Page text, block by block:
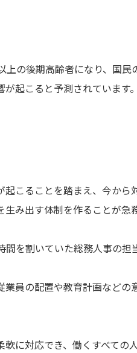
の後期高齢者になり、国民
起こると予測されています。
こることを踏まえ、今か
み出す体制を作ることが急
を割いていた総務人事の
員の配置や教育計画など
に対応でき、働くすべての